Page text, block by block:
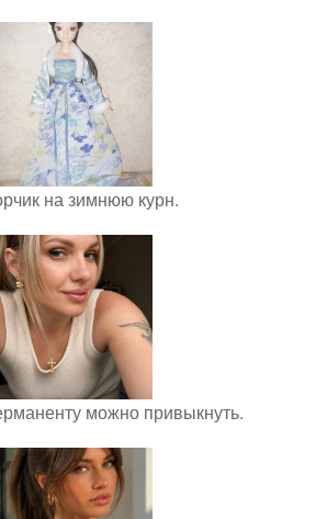
на зимнюю курн.
можно привыкнуть.